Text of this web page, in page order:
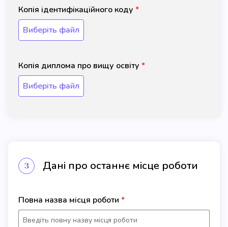
Копія ідентифікаційного коду
Виберіть файл
Копія диплома про вищу освіту
Виберіть файл
3 Дані про останнє місце роботи
Повна назва місця роботи